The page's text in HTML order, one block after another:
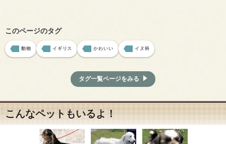
このページのタグ
動物 イギリス かわいい イヌ科
タグ一覧ページをみる
こんなペットもいるよ！